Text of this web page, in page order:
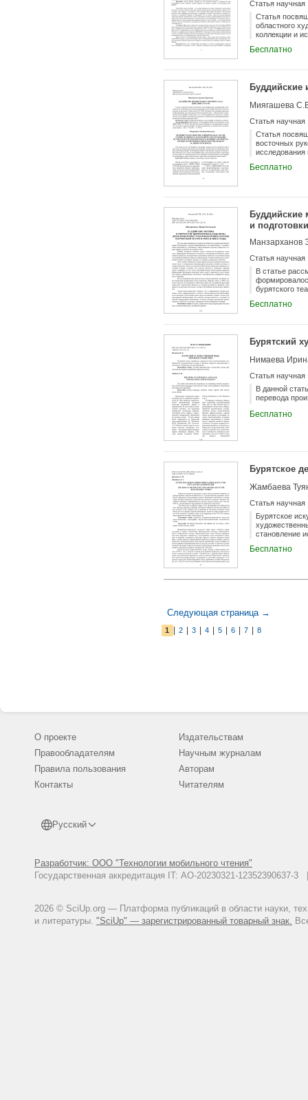
Статья научная
Статья
областного
коллекции и
Бесплатно
Миягашева
Статья научная
Статья
восточных
исследования
контекста,
Бесплатно
и
Манзарханов
Статья научная
В статье
бурятского
бурятском
«сатори»,
режиссерских
научное
актерского
статьи
режиссерской
Бесплатно
Бурятский
Нимаева
Статья научная
В данной
перевода
Бесплатно
Бурятское
Жамбаева
Статья научная
Бурятское
становление
искусства.
Бесплатно
Следующая страница →
1 2 3 4 5 6 7 8
О проекте
Правообладателям
Правила пользования
Контакты
Русский
Разработчик: ООО "Технологии мобильного чтения"
Государственная аккредитация IT: АО-20230321-
2026 © SciUp.org — Платформа публикаций в области науки,
и литературы. "SciUp" — зарегистрированный товарный знак.
Издательствам
Научным журналам
Авторам
Читателям